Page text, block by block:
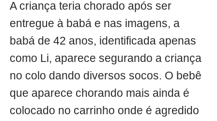
A criança teria chorado após ser
entregue à babá e nas imagens, a
babá de 42 anos, identificada apenas
como Li, aparece segurando a criança
no colo dando diversos socos. O bebê
que aparece chorando mais ainda é
colocado no carrinho onde é agredido